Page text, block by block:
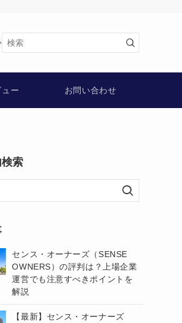
ー お問い合わせ
索
センス・オーナーズ（SENSE
OWNERS）の評判は？上場企業
運営でも注意すべきポイントを
解説
【最新】センス・オーナーズ